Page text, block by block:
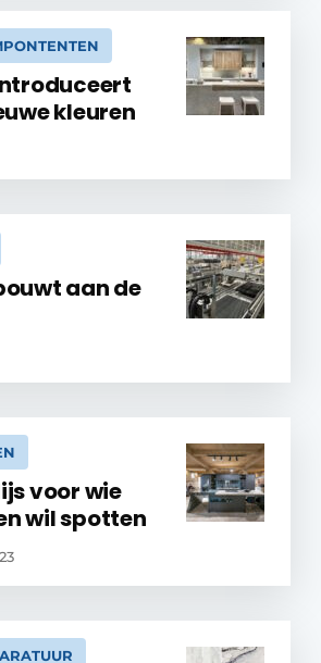
kleuren
aan de
voor wie
wil spotten